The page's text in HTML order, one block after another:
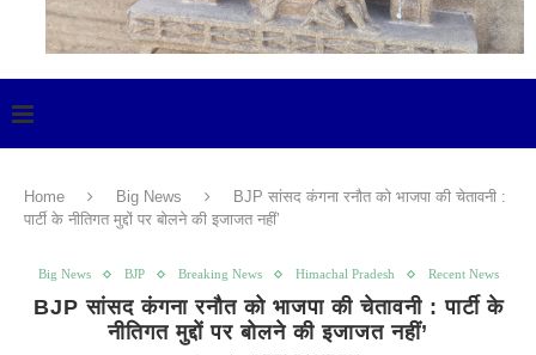
Home Big News
BJP सांसद कंगना रनौत को भाजपा की चेतावनी :
पार्टी के नीतिगत मुद्दों पर बोलने की इजाजत नहीं’
Big News BJP Breaking News Himachal Pradesh Recent News
BJP सांसद कंगना रनौत को भाजपा की चेतावनी : पार्टी के
नीतिगत मुद्दों पर बोलने की इजाजत नहीं’